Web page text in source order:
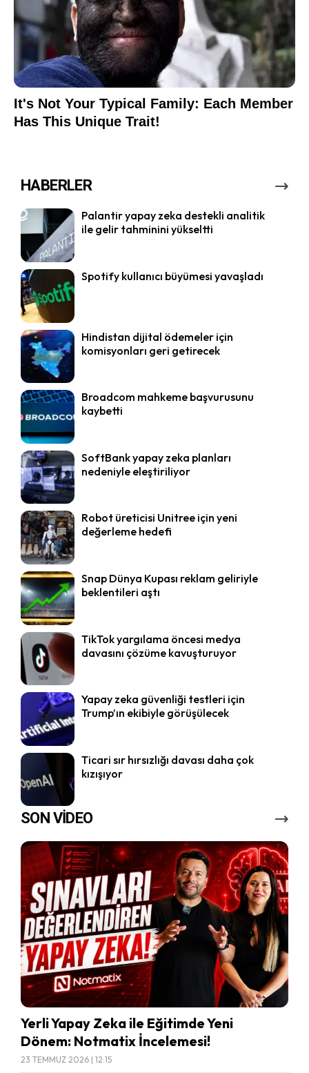
HABERLER
Palantir yapay zeka destekli analitik
ile gelir tahminini yükseltti
Spotify kullanıcı büyümesi yavaşladı
Hindistan dijital ödemeler için
komisyonları geri getirecek
Broadcom mahkeme başvurusunu
kaybetti
SoftBank yapay zeka planları
nedeniyle eleştiriliyor
Robot üreticisi Unitree için yeni
değerleme hedefi
Snap Dünya Kupası reklam geliriyle
beklentileri aştı
TikTok yargılama öncesi medya
davasını çözüme kavuşturuyor
Yapay zeka güvenliği testleri için
Trump’ın ekibiyle görüşülecek
Ticari sır hırsızlığı davası daha çok
kızışıyor
SON VİDEO
Yerli Yapay Zeka ile Eğitimde Yeni
Dönem: Notmatix İncelemesi!
23 TEMMUZ 2026 | 12:15